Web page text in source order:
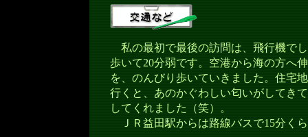
私の最初で最後の訪問は、飛行機で
歩いて20分弱です。空港から海の方へ
を、のんびり歩いていきました。住宅
行くと、あのかぐわしい匂いがしてき
してくれました（笑）。
ＪＲ益田駅からは路線バスで15分く